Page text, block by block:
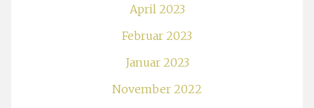
April 2023
Februar 2023
Januar 2023
November 2022